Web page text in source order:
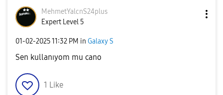
MehmetYalcnS24plus
Expert Level 5
‎01-02-202511:32 PM in Galaxy S
Sen kullanıyom mu cano
1 Like